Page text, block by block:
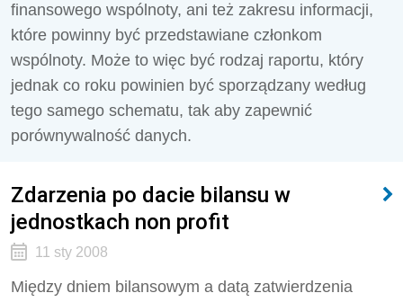
finansowego wspólnoty, ani też zakresu informacji,
które powinny być przedstawiane członkom
wspólnoty. Może to więc być rodzaj raportu, który
jednak co roku powinien być sporządzany według
tego samego schematu, tak aby zapewnić
porównywalność danych.
Zdarzenia po dacie bilansu w
jednostkach non profit
11 sty 2008
Między dniem bilansowym a datą zatwierdzenia